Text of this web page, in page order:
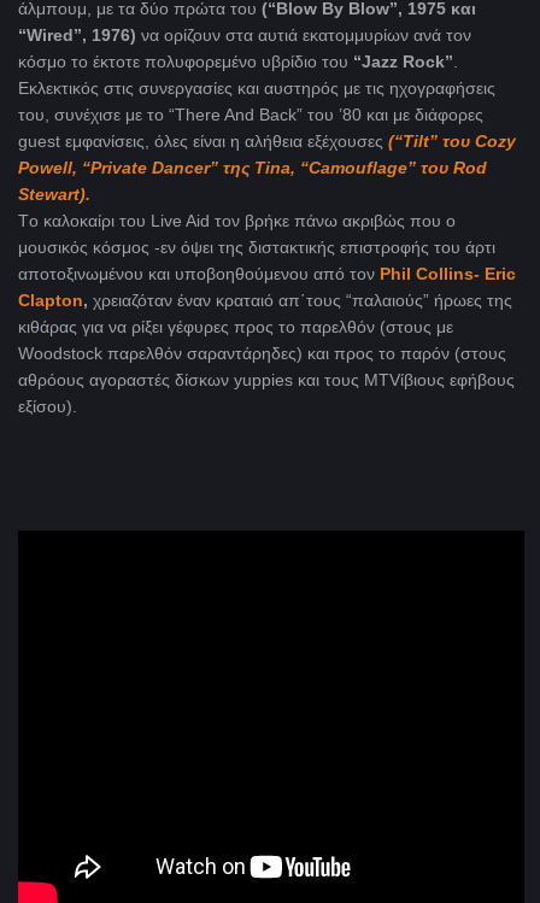
άλμπουμ, με τα δύο πρώτα του (“Blow By Blow”, 1975 και
“Wired”, 1976) να ορίζουν στα αυτιά εκατομμυρίων ανά τον
κόσμο το έκτοτε πολυφορεμένο υβρίδιο του “Jazz Rock”.
Εκλεκτικός στις συνεργασίες και αυστηρός με τις ηχογραφήσεις
του, συνέχισε με το “There And Back” του ’80 και με διάφορες
guest εμφανίσεις, όλες είναι η αλήθεια εξέχουσες (“Tilt” του Cozy
Powell, “Private Dancer” της Tina, “Camouflage” του Rod
Stewart).
Tο καλοκαίρι του Live Aid τον βρήκε πάνω ακριβώς που ο
μουσικός κόσμος -εν όψει της διστακτικής επιστροφής του άρτι
αποτοξινωμένου και υποβοηθούμενου από τον Phil Collins- Eric
Clapton, χρειαζόταν έναν κραταιό απ΄τους “παλαιούς” ήρωες της
κιθάρας για να ρίξει γέφυρες προς το παρελθόν (στους με
Woodstock παρελθόν σαραντάρηδες) και προς το παρόν (στους
αθρόους αγοραστές δίσκων yuppies και τους MTVίβιους εφήβους
εξίσου).